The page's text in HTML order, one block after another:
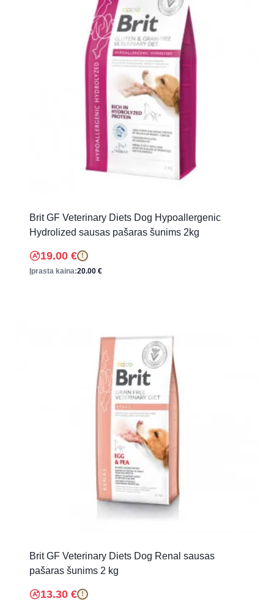
Brit GF Veterinary Diets Dog Hypoallergenic
Hydrolized sausas pašaras šunims 2kg
19.00 € !
Įprasta kaina:20.00 €
Brit GF Veterinary Diets Dog Renal sausas
pašaras šunims 2 kg
13.30 € !